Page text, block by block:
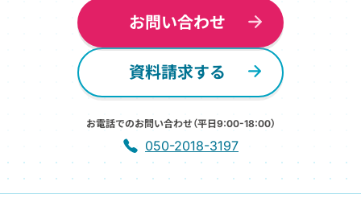
資料請求する
お問い合わせ
お電話でのお問い合わせ（平日9:00-18:00）
050-2018-3197